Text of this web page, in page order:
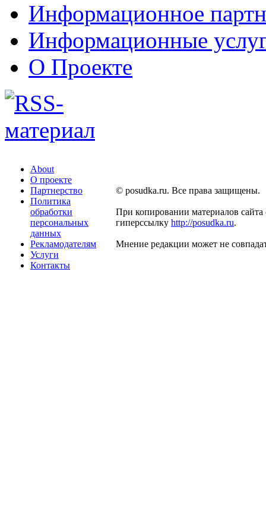
Информационное
Информационные
О Проекте
About
О проекте
Партнерство
Политика
обработки
персональных
данных
Рекламодателям
Услуги
Контакты
© posudka.ru. Все права защищены.
При копировании материалов сайта
гиперссылку http://posudka.ru.
Мнение редакции может не